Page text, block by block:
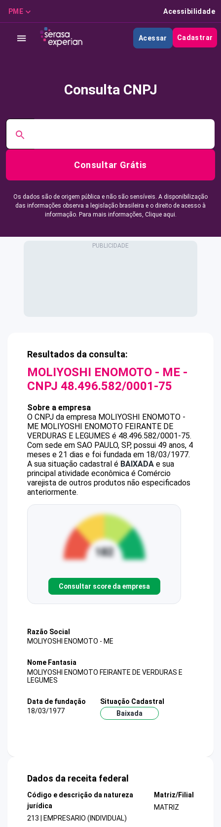
PME Acessibilidade
Acessar Cadastrar
Consulta CNPJ
Consultar Grátis
Os dados são de origem pública e não são sensíveis. A disponibilização
das informações observa a legislação brasileira e o direito de acesso à
informação. Para mais informações, Clique aqui.
Resultados da consulta:
MOLIYOSHI ENOMOTO - ME -
CNPJ 48.496.582/0001-75
Sobre a empresa
O CNPJ da empresa MOLIYOSHI ENOMOTO -
ME MOLIYOSHI ENOMOTO FEIRANTE DE
VERDURAS E LEGUMES é 48.496.582/0001-75.
Com sede em SAO PAULO, SP, possui 49 anos, 4
meses e 21 dias e foi fundada em 18/03/1977.
A sua situação cadastral é BAIXADA e sua
principal atividade econômica é Comércio
varejista de outros produtos não especificados
anteriormente.
Consultar score da empresa
Razão Social
MOLIYOSHI ENOMOTO - ME
Nome Fantasia
MOLIYOSHI ENOMOTO FEIRANTE DE VERDURAS E
LEGUMES
Data de fundação
18/03/1977
Situação Cadastral
Baixada
Dados da receita federal
Código e descrição da natureza
jurídica
213 | EMPRESARIO (INDIVIDUAL)
Matriz/Filial
MATRIZ